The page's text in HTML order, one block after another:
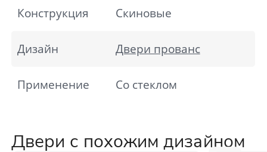
Конструкция Скиновые
Дизайн Двери прованс
Применение Со стеклом
Двери с похожим дизайном